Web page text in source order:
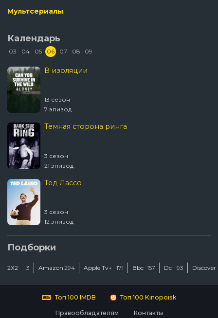
Мультсериалы
Календарь
03 04 05 06 07 08 09
В изоляции
13 сезон
7 эпизод
Темная сторона ринга
3 сезон
21 эпизод
Тед Лассо
3 сезон
12 эпизод
2 сезон
Люди Икс ’97
Подборки
2Х2 3 Amazon 294 Apple Tv+ 171 Bbc 157 Dc 93
Топ 100 IMDB Топ 100 Kinopoisk
Правообладателям Контакты